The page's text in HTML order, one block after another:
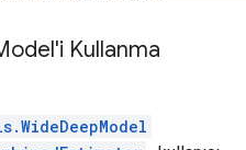
listeners before
for 0 into /tmp/
listeners after
Kullanma